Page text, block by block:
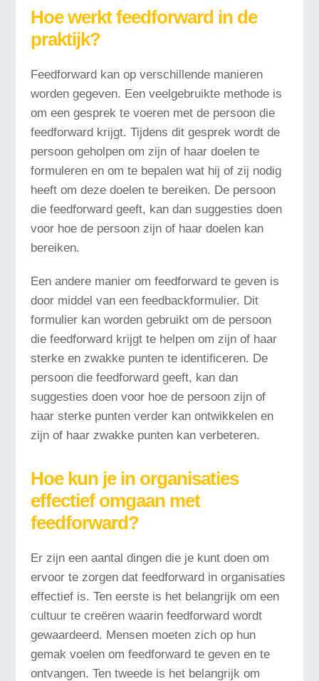
Hoe werkt feedforward in de
praktijk?
Feedforward kan op verschillende manieren
worden gegeven. Een veelgebruikte methode is
om een gesprek te voeren met de persoon die
feedforward krijgt. Tijdens dit gesprek wordt de
persoon geholpen om zijn of haar doelen te
formuleren en om te bepalen wat hij of zij nodig
heeft om deze doelen te bereiken. De persoon
die feedforward geeft, kan dan suggesties doen
voor hoe de persoon zijn of haar doelen kan
bereiken.
Een andere manier om feedforward te geven is
door middel van een feedbackformulier. Dit
formulier kan worden gebruikt om de persoon
die feedforward krijgt te helpen om zijn of haar
sterke en zwakke punten te identificeren. De
persoon die feedforward geeft, kan dan
suggesties doen voor hoe de persoon zijn of
haar sterke punten verder kan ontwikkelen en
zijn of haar zwakke punten kan verbeteren.
Hoe kun je in organisaties
effectief omgaan met
feedforward?
Er zijn een aantal dingen die je kunt doen om
ervoor te zorgen dat feedforward in organisaties
effectief is. Ten eerste is het belangrijk om een
cultuur te creëren waarin feedforward wordt
gewaardeerd. Mensen moeten zich op hun
gemak voelen om feedforward te geven en te
ontvangen. Ten tweede is het belangrijk om